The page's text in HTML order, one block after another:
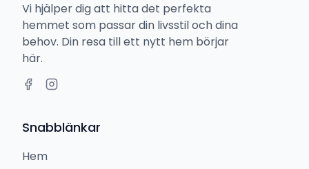
Vi hjälper dig att hitta det perfekta
hemmet som passar din livsstil och dina
behov. Din resa till ett nytt hem börjar
här.
Snabblänkar
Hem